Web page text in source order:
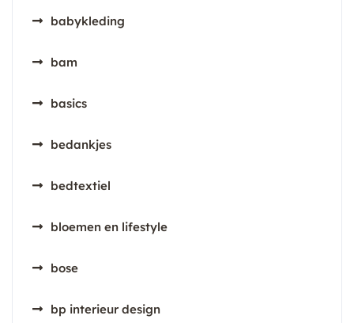
babykleding
bam
basics
bedankjes
bedtextiel
bloemen en lifestyle
bose
bp interieur design